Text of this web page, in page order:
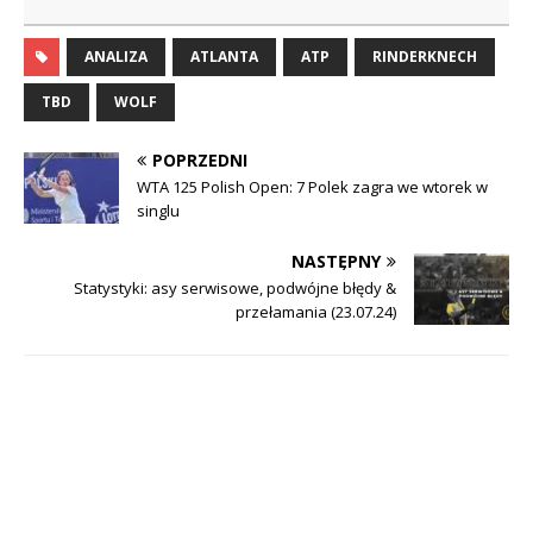
ANALIZA ATLANTA ATP RINDERKNECH
TBD WOLF
POPRZEDNI
WTA 125 Polish Open: 7 Polek zagra we wtorek w
singlu
NASTĘPNY
Statystyki: asy serwisowe, podwójne błędy &
przełamania (23.07.24)